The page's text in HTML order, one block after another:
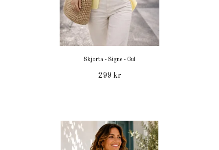
Skjorta - Signe - Gul
299 kr